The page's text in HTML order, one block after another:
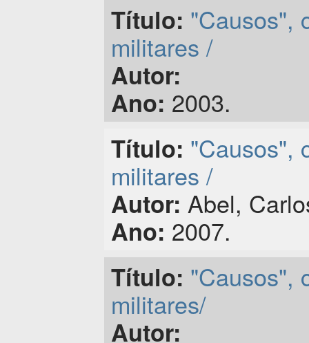
Título: "Causos",
militares /
Autor:
Ano: 2003.
Título: "Causos",
militares /
Autor: Abel,
Ano: 2007.
Título: "Causos",
militares/
Autor: